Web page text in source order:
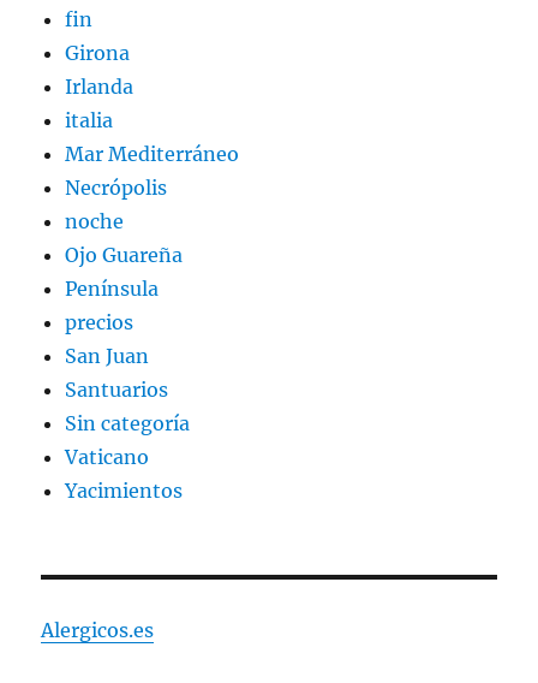
fin
Girona
Irlanda
italia
Mar Mediterráneo
Necrópolis
noche
Ojo Guareña
Península
precios
San Juan
Santuarios
Sin categoría
Vaticano
Yacimientos
Alergicos.es